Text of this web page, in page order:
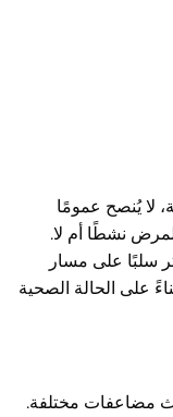
لا يُنصح عمومًا
نشطًا أم لا.
سلبًا على مسار
على الحالة الصحية
مضاعفات مختلفة.